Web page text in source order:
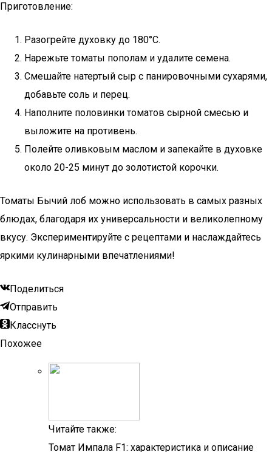
Приготовление:
Разогрейте духовку до 180°C.
Нарежьте томаты пополам и удалите семена.
Смешайте натертый сыр с панировочными сухарями,
добавьте соль и перец.
Наполните половинки томатов сырной смесью и
выложите на противень.
Полейте оливковым маслом и запекайте в духовке
около 20-25 минут до золотистой корочки.
Томаты Бычий лоб можно использовать в самых разных
блюдах, благодаря их универсальности и великолепному
вкусу. Экспериментируйте с рецептами и наслаждайтесь
яркими кулинарными впечатлениями!
Поделиться
Отправить
Класснуть
Похожее
Читайте также:
Томат Импала F1: характеристика и описание